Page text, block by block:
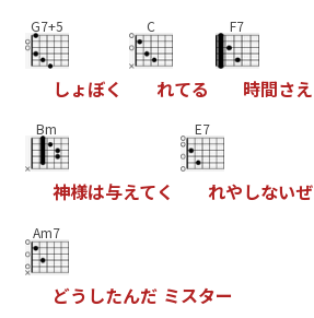
G7+5
しょぼく
C
れてる
F7
時間さえ
Bm
神様は与えてく
E7
れやしないぜ
Am7
どう したんだ ミスター